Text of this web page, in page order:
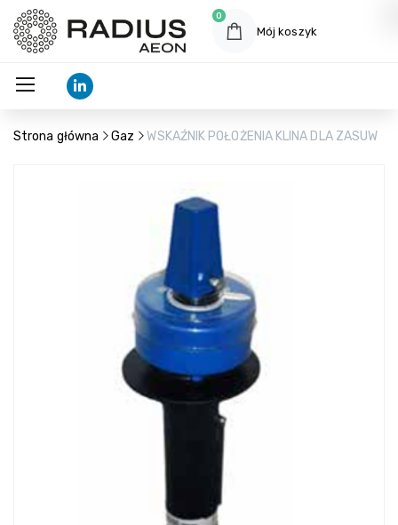
0
Mój koszyk
Strona główna Gaz WSKAŹNIK POŁOŻENIA KLINA DLA ZASUW